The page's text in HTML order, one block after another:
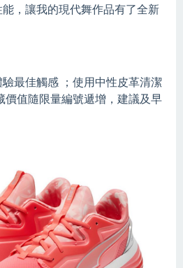
能，讓我的現代舞作品有了全新
最佳觸感 ；使用中性皮革清潔
價值隨限量編號遞增，建議及早